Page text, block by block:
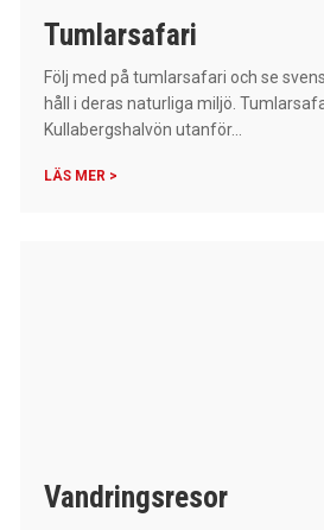
Tumlarsafari
Följ med på tumlarsafari och se
håll i deras naturliga miljö.
Kullabergshalvön utanför...
LÄS MER >
Vandringsresor